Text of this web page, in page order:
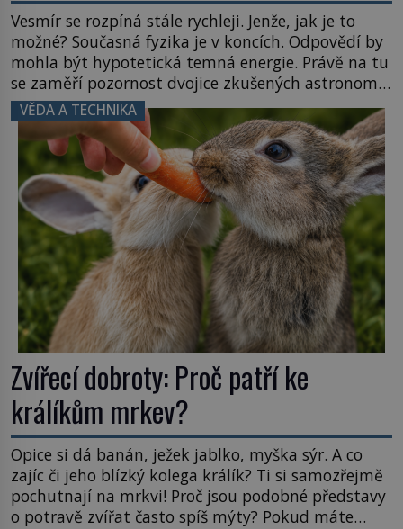
Vesmír se rozpíná stále rychleji. Jenže, jak je to
možné? Současná fyzika je v koncích. Odpovědí by
mohla být hypotetická temná energie. Právě na tu
se zaměří pozornost dvojice zkušených astronomů.
Namísto ní ale objeví něco mnohem
hmatatelnějšího. Naprosto rekordní kometu!
Astronomové Pedro Bernardinelli a Gary Bernstein
mravenčí prací zkoumají archivní snímky v rámci
Průzkumu temné energie […]
VĚDA A TECHNIKA
Zvířecí dobroty: Proč patří ke
králíkům mrkev?
Opice si dá banán, ježek jablko, myška sýr. A co
zajíc či jeho blízký kolega králík? Ti si samozřejmě
pochutnají na mrkvi! Proč jsou podobné představy
o potravě zvířat často spíš mýty? Pokud máte